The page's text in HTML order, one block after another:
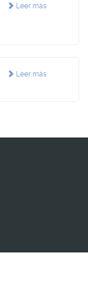
Leer más
Leer más